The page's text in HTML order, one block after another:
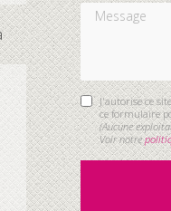
Message
J'autorise ce
ce formulaire
(Aucune
Voir notre